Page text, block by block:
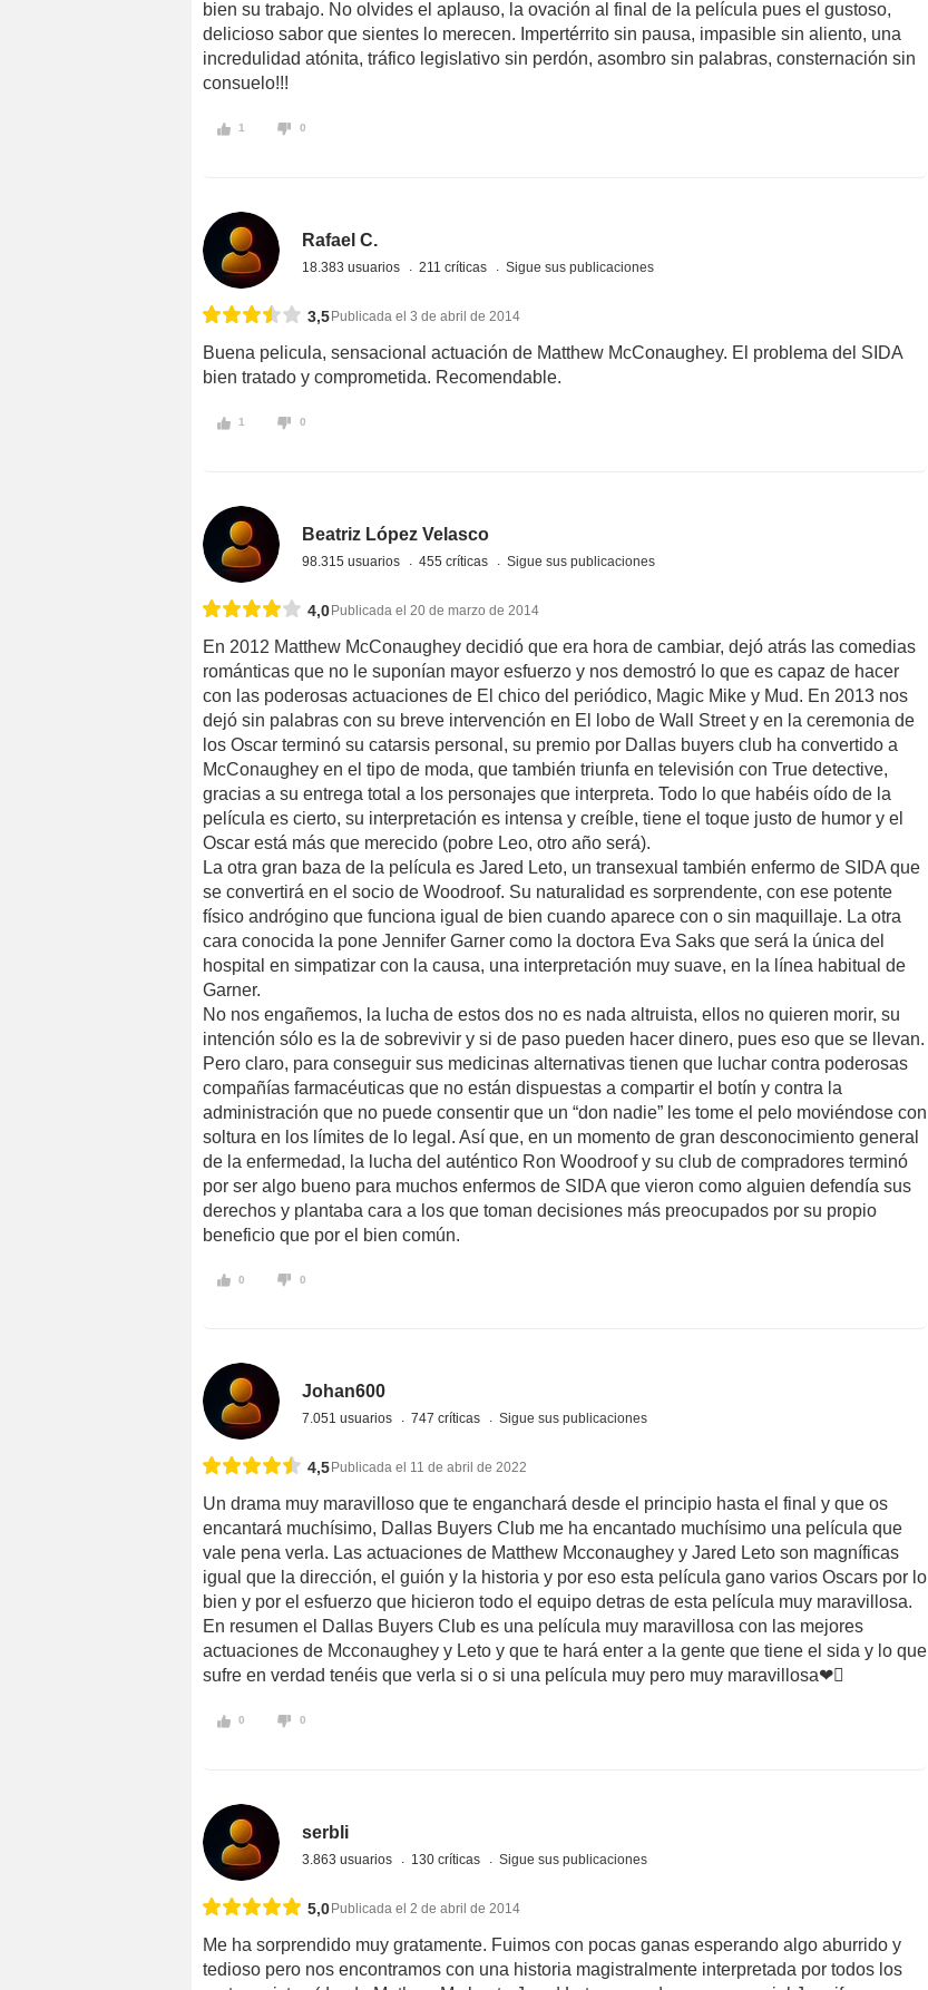
bien su trabajo. No olvides el aplauso, la ovación al final de la película pues el gustoso,
delicioso sabor que sientes lo merecen. Impertérrito sin pausa, impasible sin aliento, una
incredulidad atónita, tráfico legislativo sin perdón, asombro sin palabras, consternación sin
consuelo!!!
1 0
Rafael C.
18.383 usuarios 211 críticas Sigue sus publicaciones
3,5Publicada el 3 de abril de 2014
Buena pelicula, sensacional actuación de Matthew McConaughey. El problema del SIDA
bien tratado y comprometida. Recomendable.
1 0
Beatriz López Velasco
98.315 usuarios 455 críticas Sigue sus publicaciones
4,0Publicada el 20 de marzo de 2014
En 2012 Matthew McConaughey decidió que era hora de cambiar, dejó atrás las comedias
románticas que no le suponían mayor esfuerzo y nos demostró lo que es capaz de hacer
con las poderosas actuaciones de El chico del periódico, Magic Mike y Mud. En 2013 nos
dejó sin palabras con su breve intervención en El lobo de Wall Street y en la ceremonia de
los Oscar terminó su catarsis personal, su premio por Dallas buyers club ha convertido a
McConaughey en el tipo de moda, que también triunfa en televisión con True detective,
gracias a su entrega total a los personajes que interpreta. Todo lo que habéis oído de la
película es cierto, su interpretación es intensa y creíble, tiene el toque justo de humor y el
Oscar está más que merecido (pobre Leo, otro año será).
La otra gran baza de la película es Jared Leto, un transexual también enfermo de SIDA que
se convertirá en el socio de Woodroof. Su naturalidad es sorprendente, con ese potente
físico andrógino que funciona igual de bien cuando aparece con o sin maquillaje. La otra
cara conocida la pone Jennifer Garner como la doctora Eva Saks que será la única del
hospital en simpatizar con la causa, una interpretación muy suave, en la línea habitual de
Garner.
No nos engañemos, la lucha de estos dos no es nada altruista, ellos no quieren morir, su
intención sólo es la de sobrevivir y si de paso pueden hacer dinero, pues eso que se llevan.
Pero claro, para conseguir sus medicinas alternativas tienen que luchar contra poderosas
compañías farmacéuticas que no están dispuestas a compartir el botín y contra la
administración que no puede consentir que un “don nadie” les tome el pelo moviéndose con
soltura en los límites de lo legal. Así que, en un momento de gran desconocimiento general
de la enfermedad, la lucha del auténtico Ron Woodroof y su club de compradores terminó
por ser algo bueno para muchos enfermos de SIDA que vieron como alguien defendía sus
derechos y plantaba cara a los que toman decisiones más preocupados por su propio
beneficio que por el bien común.
0 0
Johan600
7.051 usuarios 747 críticas Sigue sus publicaciones
4,5 Publicada el 11 de abril de 2022
Un drama muy maravilloso que te enganchará desde el principio hasta el final y que os
encantará muchísimo, Dallas Buyers Club me ha encantado muchísimo una película que
vale pena verla. Las actuaciones de Matthew Mcconaughey y Jared Leto son magníficas
igual que la dirección, el guión y la historia y por eso esta película gano varios Oscars por lo
bien y por el esfuerzo que hicieron todo el equipo detras de esta película muy maravillosa.
En resumen el Dallas Buyers Club es una película muy maravillosa con las mejores
actuaciones de Mcconaughey y Leto y que te hará enter a la gente que tiene el sida y lo que
sufre en verdad tenéis que verla si o si una película muy pero muy maravillosa❤
0 0
serbli
3.863 usuarios 130 críticas Sigue sus publicaciones
5,0 Publicada el 2 de abril de 2014
Me ha sorprendido muy gratamente. Fuimos con pocas ganas esperando algo aburrido y
tedioso pero nos encontramos con una historia magistralmente interpretada por todos los